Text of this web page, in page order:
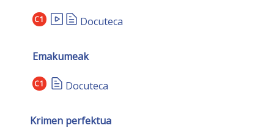
C1 Docuteca
Emakumeak
C1 Docuteca
Krimen perfektua